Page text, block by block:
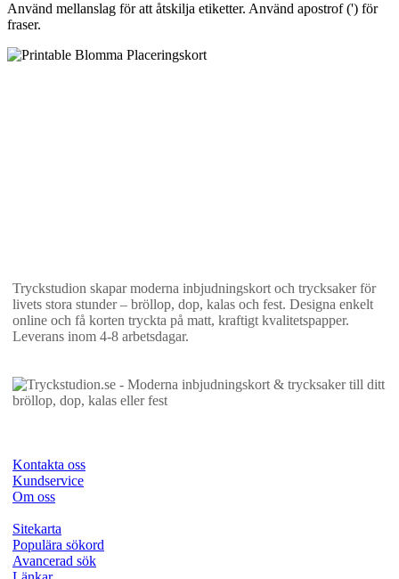
Använd mellanslag för att åtskilja etiketter. Använd apostrof (') för
fraser.
Tryckstudion skapar moderna inbjudningskort och trycksaker för
livets stora stunder – bröllop, dop, kalas och fest. Designa enkelt
online och få korten tryckta på matt, kraftigt kvalitetspapper.
Leverans inom 4-8 arbetsdagar.
Kontakta oss
Kundservice
Om oss
Sitekarta
Populära sökord
Avancerad sök